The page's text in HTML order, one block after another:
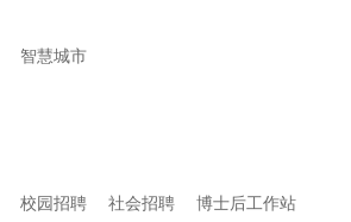
智慧城市
校园招聘 社会招聘
博士后工作站